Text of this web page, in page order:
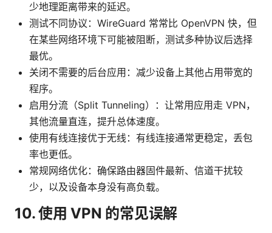
少地理距离带来的延迟。
测试不同协议：WireGuard 常常比 OpenVPN 快，但
在某些网络环境下可能被阻断，测试多种协议后选择
最优。
关闭不需要的后台应用：减少设备上其他占用带宽的
程序。
启用分流（Split Tunneling）：让常用应用走 VPN，
其他流量直连，提升总体速度。
使用有线连接优于无线：有线连接通常更稳定，丢包
率也更低。
常规网络优化：确保路由器固件最新、信道干扰较
少，以及设备本身没有高负载。
10. 使用 VPN 的常见误解